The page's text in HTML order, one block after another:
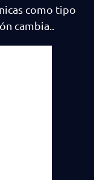
como tipo
cambia..